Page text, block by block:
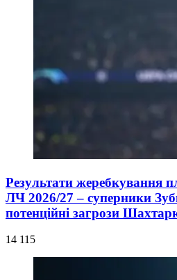
Результати жеребкування
ЛЧ 2026/27 – суперники
потенційні загрози
14 115